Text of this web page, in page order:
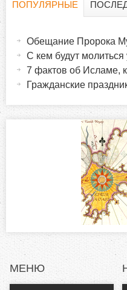
и
л
ПОПУЛЯРНЫЕ
н
к
Обещание Пророка
С кем будут
7 фактов об Исламе,
Гражданские
МЕНЮ